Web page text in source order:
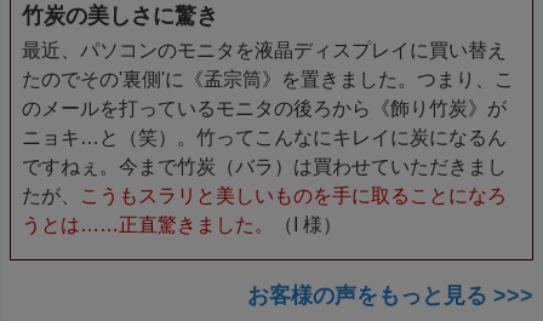
竹炭の美しさに驚き
最近、パソコンのモニタを液晶ディスプレイに買い替え
たのでその'裏側'に《孟宗筒》を置きました。つまり、こ
のメールを打っているモニタの後ろから《飾り竹炭》が
ニョキ…と（笑）。竹ってこんなにキレイに炭になるん
ですねぇ。今まで竹炭（バラ）は買わせていただきまし
たが、
こうもスラリと美しいものを手に取ることになろ
うとは……正直驚きました。
（I 様）
お客様の声をもっと見る >>>